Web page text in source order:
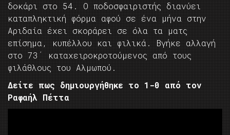
δοκάρι στο 54. Ο ποδοσφαιριστής διανύει
καταπληκτική φόρμα αφού σε ένα μήνα στην
Αριδαία έχει σκοράρει σε όλα τα ματς
επίσημα, κυπέλλου και φιλικά. Βγήκε αλλαγή
στο 73΄ καταχειροκροτούμενος από τους
φιλάθλους του Αλμωπού.
Δείτε πως δημιουργήθηκε το 1-0 από τον
Ραφαήλ Πέττα